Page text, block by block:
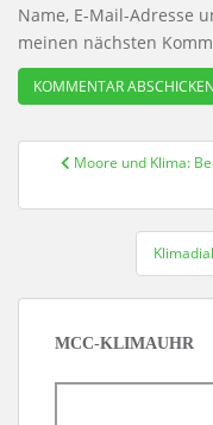
Name, E-Mail-Adresse
meinen nächsten
Moore und Klima:
MCC-KLIMAUHR